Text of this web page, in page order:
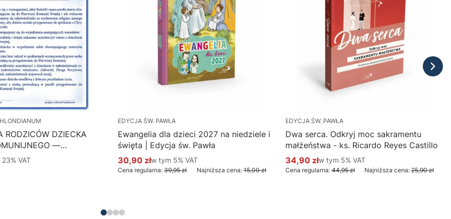
RODZICÓW DZIECKA
—
Hlondianum - druk
50 szt.
VAT
23% VAT
EDYCJA ŚW. PAWŁA
Ewangelia dla dzieci 2027 na niedziele i
święta | Edycja św. Pawła
Cena promocyjna brutto
30,90 złw tym %s VAT
w tym 5% VAT
Cena regularna: 39,95 zł Najniższa cena: 15,00 zł
EDYCJA ŚW. PAWŁA
Dwa serca. Odkryj moc sakramentu
małżeństwa - ks. Ricardo Reyes Castillo
Cena promocyjna brutto
34,90 złw tym %s VAT
w tym 5% VAT
Cena regularna: 44,95 zł Najniższa cena: 25,90 zł